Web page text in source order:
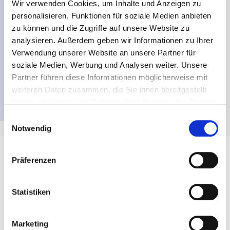
Wir verwenden Cookies, um Inhalte und Anzeigen zu
personalisieren, Funktionen für soziale Medien anbieten
zu können und die Zugriffe auf unsere Website zu
analysieren. Außerdem geben wir Informationen zu Ihrer
Verwendung unserer Website an unsere Partner für
soziale Medien, Werbung und Analysen weiter. Unsere
Partner führen diese Informationen möglicherweise mit
weiteren Daten zusammen, die Sie ihnen bereitgestellt
Notwendig
Präferenzen
Statistiken
Marketing
tanzen lernen für euren großen
Tag! In unserem Hochzeitskurs
bereiten wir euch mit viel Spaß
und ohne Stress auf euren
Hochzeitstanz vor. Fast jeden
Monat starten neue Kurse an
verschiedenen Tagen – so findet
ihr ganz einfach…
Jeder Tanz beginnt mit dem